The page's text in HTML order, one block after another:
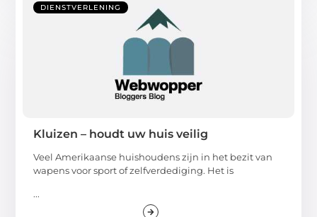
DIENSTVERLENING
Kluizen – houdt uw huis veilig
Veel Amerikaanse huishoudens zijn in het bezit van
wapens voor sport of zelfverdediging. Het is
...